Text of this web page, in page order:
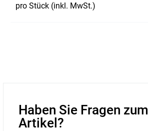
pro Stück (inkl. MwSt.)
Haben Sie Fragen zum
Artikel?